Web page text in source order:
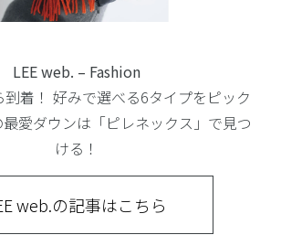
LEE web. – Fashion
到着！ 好みで選べる6タイプをピック
愛ダウンは「ピレネックス」で見つ
ける！
web.の記事はこちら